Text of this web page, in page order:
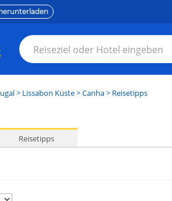
> Lissabon Küste>Canha> Reisetipps
Reisetipps